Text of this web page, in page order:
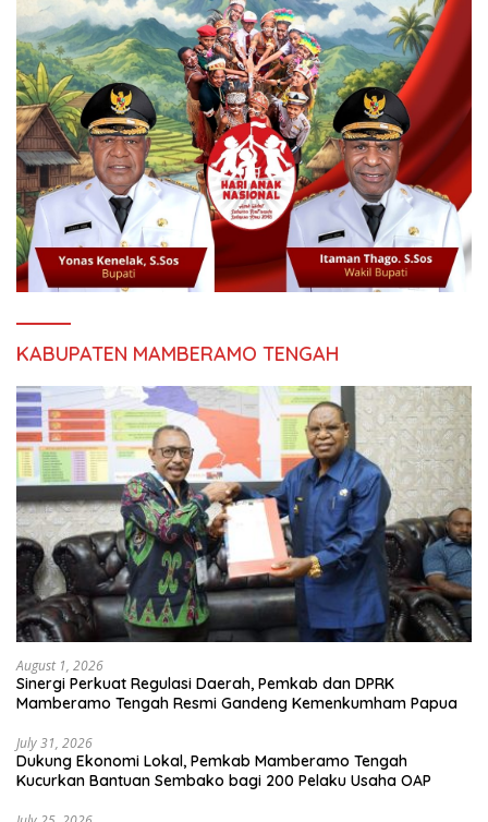
KABUPATEN MAMBERAMO TENGAH
August 1, 2026
Sinergi Perkuat Regulasi Daerah, Pemkab dan DPRK
Mamberamo Tengah Resmi Gandeng Kemenkumham Papua
July 31, 2026
Dukung Ekonomi Lokal, Pemkab Mamberamo Tengah
Kucurkan Bantuan Sembako bagi 200 Pelaku Usaha OAP